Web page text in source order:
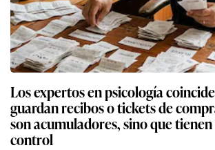
Los expertos en psicología
guardan recibos o tickets de
son acumuladores, sino que
control